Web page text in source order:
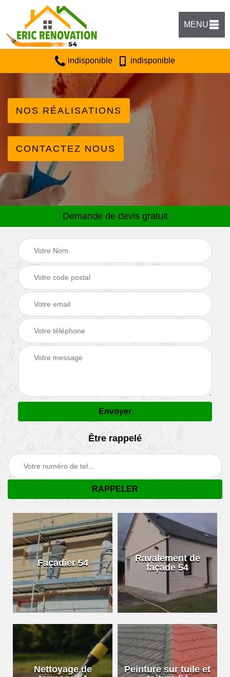
MENU
indisponible indisponible
NOS RÉALISATIONS
CONTACTEZ NOUS
Demande de devis gratuit
Être rappelé
Façadier 54
Ravalement de
façade 54
Nettoyage de
Peinture sur tuile et